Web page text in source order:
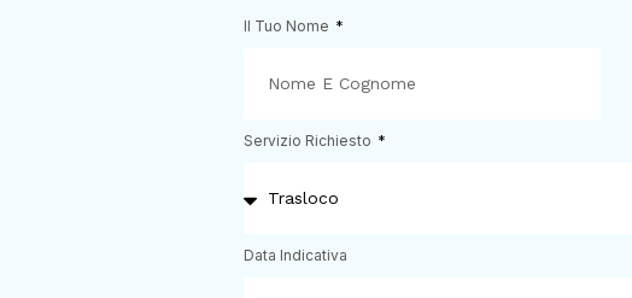
Il Tuo Nome
Servizio Richiesto
Data Indicativa